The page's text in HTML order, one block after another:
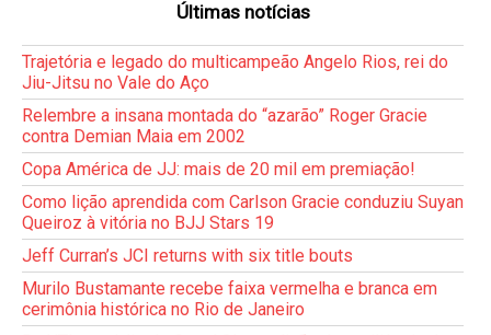
Últimas notícias
Trajetória e legado do multicampeão Angelo Rios, rei do
Jiu-Jitsu no Vale do Aço
Relembre a insana montada do “azarão” Roger Gracie
contra Demian Maia em 2002
Copa América de JJ: mais de 20 mil em premiação!
Como lição aprendida com Carlson Gracie conduziu Suyan
Queiroz à vitória no BJJ Stars 19
Jeff Curran’s JCI returns with six title bouts
Murilo Bustamante recebe faixa vermelha e branca em
cerimônia histórica no Rio de Janeiro